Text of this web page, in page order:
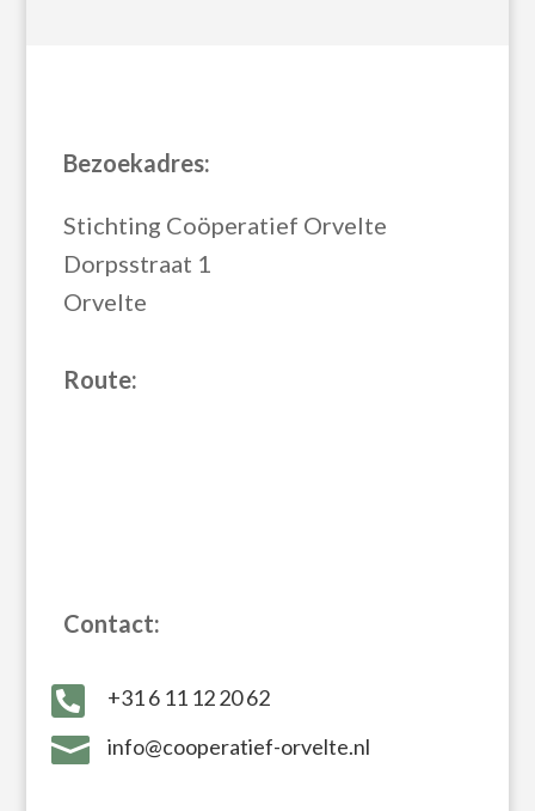
Bezoekadres:
Stichting Coöperatief Orvelte
Dorpsstraat 1
Orvelte
Route:
Contact:
 +31 6 11 12 20 62‬
 info@cooperatief-orvelte.nl